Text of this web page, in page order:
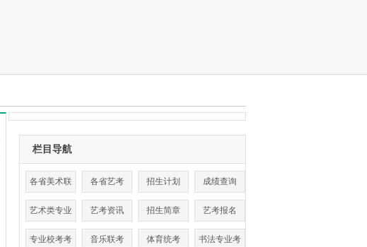
栏目导航
各省美术联
考
各省艺考 招生计划 成绩查询
艺术类专业
分数线
艺考资讯 招生简章 艺考报名
专业校考考 音乐联考 体育统考 书法专业考